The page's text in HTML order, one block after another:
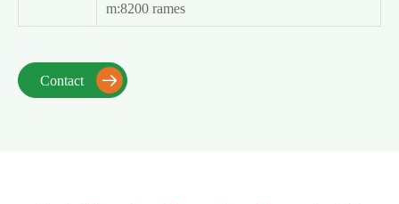
m:8200 rames
Contact 